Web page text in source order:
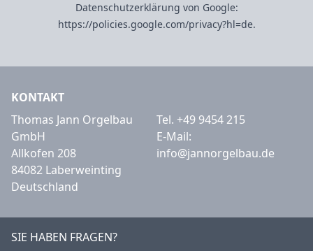
Datenschutzerklärung von Google:
https://policies.google.com/privacy?hl=de.
KONTAKT
Thomas Jann Orgelbau
GmbH
Allkofen 208
84082 Laberweinting
Deutschland
Tel. +49 9454 215
E-Mail:
info@jannorgelbau.de
SIE HABEN FRAGEN?